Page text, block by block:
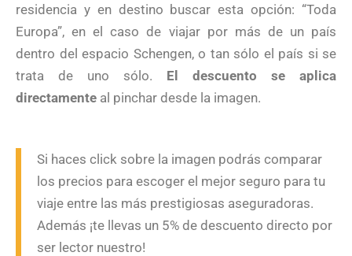
residencia y en destino buscar esta opción: “Toda
Europa”, en el caso de viajar por más de un país
dentro del espacio Schengen, o tan sólo el país si se
trata de uno sólo. El descuento se aplica
directamente al pinchar desde la imagen.
Si haces click sobre la imagen podrás comparar
los precios para escoger el mejor seguro para tu
viaje entre las más prestigiosas aseguradoras.
Además ¡te llevas un 5% de descuento directo por
ser lector nuestro!